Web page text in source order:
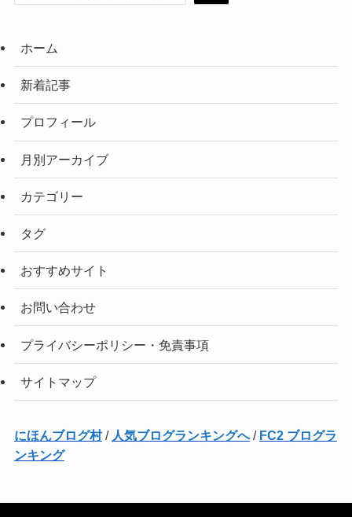
ホーム
新着記事
プロフィール
月別アーカイブ
カテゴリー
タグ
おすすめサイト
お問い合わせ
プライバシーポリシー・免責事項
サイトマップ
にほんブログ村/ 人気ブログランキングへ/ FC2 ブログラ
ンキング